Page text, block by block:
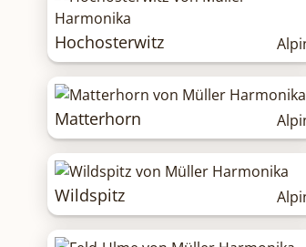
Hochosterwitz
Matterhorn
Wildspitz